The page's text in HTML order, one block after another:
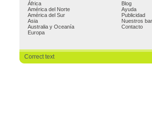
África
América del Norte
América del Sur
Asia
Australia y Oceanía
Europa
Blog
Ayuda
Publicidad
Nuestros
Contacto
Correct text